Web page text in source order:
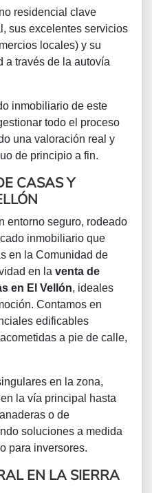
residencial clave
sus excelentes servicios
locales) y su
a través de la autovía
inmobiliario de este
todo el proceso
una valoración real y
de principio a fin.
CASAS Y
entorno seguro, rodeado
inmobiliario que
en la Comunidad de
en la venta de
en El Vellón, ideales
Contamos en
edificables
a pie de calle,
en la zona,
la vía principal hasta
o de
soluciones a medida
para inversores.
EN LA SIERRA